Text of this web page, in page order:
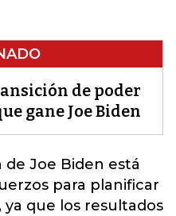
de poder
gane Joe Biden
Joe Biden está
para planificar
ya que los resultados